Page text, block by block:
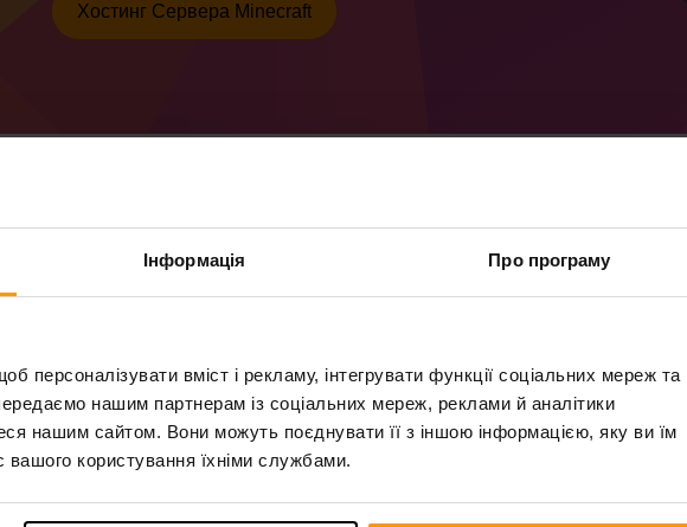
Інформація Про програму
вміст і рекламу, інтегрувати функції соціальних мереж та
нашим партнерам із соціальних мереж, реклами й аналітики
нашим сайтом. Вони можуть поєднувати її з іншою інформацією, яку ви їм
вашого користування їхніми службами.
Хостинг Сервера Minecraft
Як створити сервер Minecraft
(Сервери →
сервери → Додати ігровий сервер → CCreate)
Насолоджуйтесь грою на сервері!